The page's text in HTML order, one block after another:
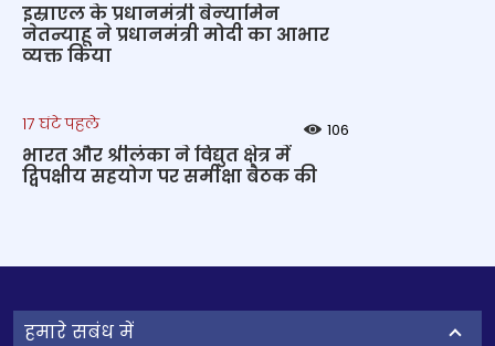
इस्राएल के प्रधानमंत्री बेन्‍यामिन
नेतन्याहू ने प्रधानमंत्री मोदी का आभार
व्यक्त किया
17 घंटे पहले 106
भारत और श्रीलंका ने विद्युत क्षेत्र में
द्विपक्षीय सहयोग पर समीक्षा बैठक की
हमारे सबंध में